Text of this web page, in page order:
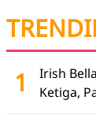
1
Irish
Ketiga,